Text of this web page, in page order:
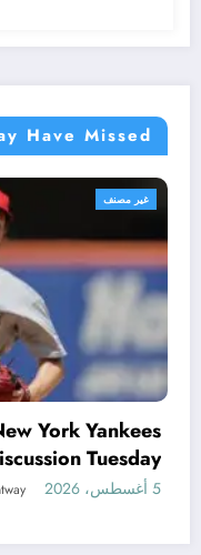
Have Missed
Explained: How the
Plate
muhtway